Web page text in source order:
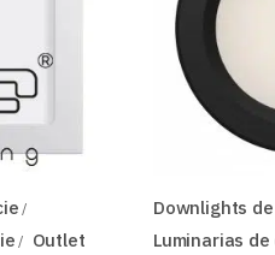
Outlet
Downlights
Luminarias